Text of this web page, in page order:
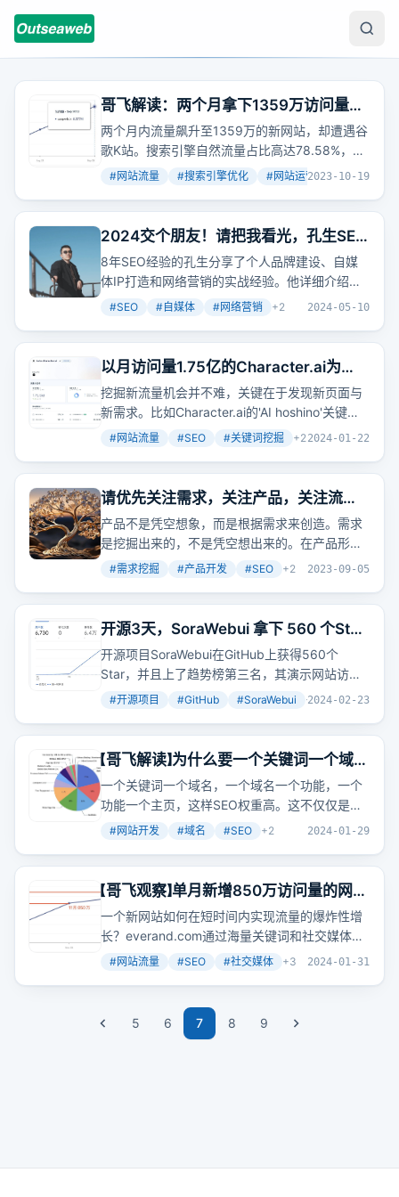
哥飞解读：两个月拿下1359万访问量的
新网站为什么会被谷歌给K了？
两个月内流量飙升至1359万的新网站，却遭遇谷
歌K站。搜索引擎自然流量占比高达78.58%，直
接访问占20%，外链流量微乎其微。
#网站流量 #搜索引擎优化 #网站运营 +2
2023-10-19
2024交个朋友！请把我看光，孔生SEO
大全
8年SEO经验的孔生分享了个人品牌建设、自媒
体IP打造和网络营销的实战经验。他详细介绍了
SEO服务内容，包括公众号、小红书、视频SEO
#SEO #自媒体 #网络营销 +2 2024-05-10
以月访问量1.75亿的Character.ai为
例，哥飞教你如何挖掘大流量网站的新
流量机会
挖掘新流量机会并不难，关键在于发现新页面与
新需求。比如Character.ai的'AI hoshino'关键
词，搜索量稳定且优化难度低，仅需少量外链就
#网站流量 #SEO #关键词挖掘 +22024-01-22
请优先关注需求，关注产品，关注流
量，其它的如变现、收费先放后面
产品不是凭空想象，而是根据需求来创造。需求
是挖掘出来的，不是凭空想出来的。在产品形态
确定之前，别急着考虑其他问题。
#需求挖掘 #产品开发 #SEO +2 2023-09-05
开源3天，SoraWebui 拿下 560 个Star
！
开源项目SoraWebui在GitHub上获得560个
Star，并且上了趋势榜第三名，其演示网站访问
量超过7000。哥飞公众号关注人数超过2万，提
员通过网站出海赚美元。
#开源项目 #GitHub #SoraWebui +5
2024-02-23
【哥飞解读】为什么要一个关键词一个域
名？
一个关键词一个域名，一个域名一个功能，一个
功能一个主页，这样SEO权重高。这不仅仅是一
个SEO策略，而是对细分领域专长的一种追求。
#网站开发 #域名 #SEO +2 2024-01-29
【哥飞观察】单月新增850万访问量的网站
是如何做到的？
一个新网站如何在短时间内实现流量的爆炸性增
长？everand.com通过海量关键词和社交媒体平
台Scribd的引流，实现了单月新增850万访问
#网站流量 #SEO #社交媒体 +3 2024-01-31
5 6 7 8 9